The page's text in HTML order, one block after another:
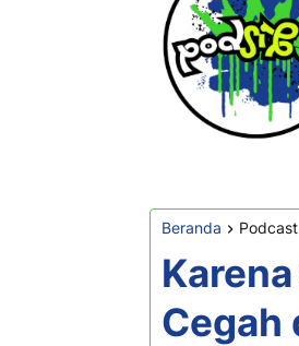
Beranda Podcast
Cegah